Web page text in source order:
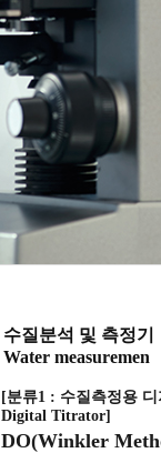
수질분석 및 측정기
Water measuremen
[분류1 : 수질측정용 디
Digital Titrator]
DO(Winkler